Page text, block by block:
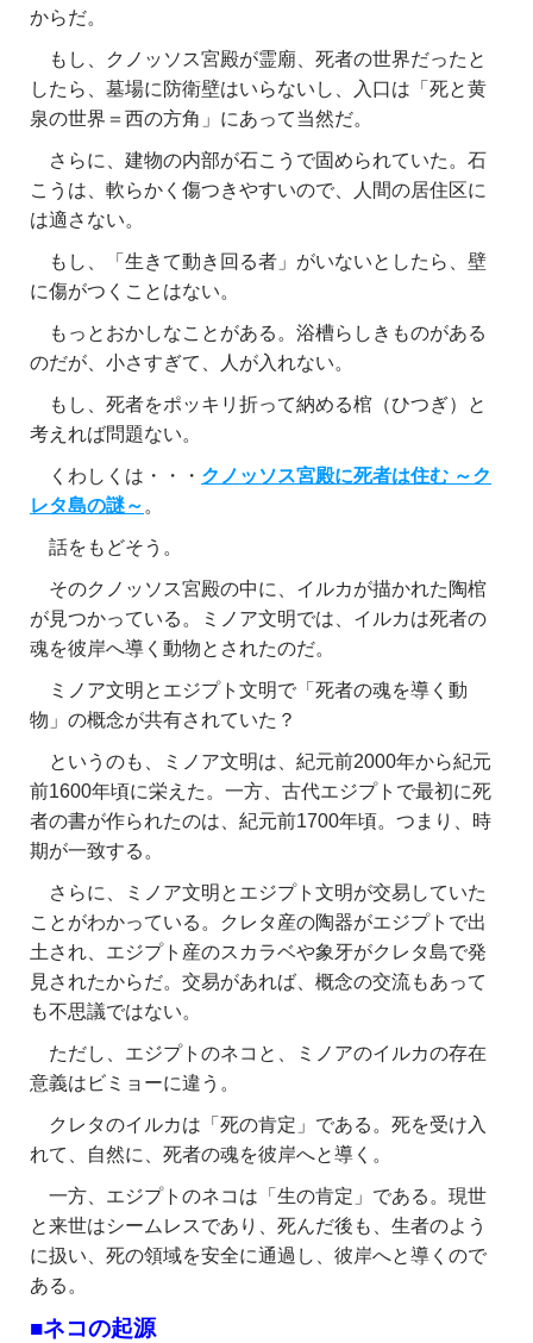
からだ。
もし、クノッソス宮殿が霊廟、死者の世界だったと
したら、墓場に防衛壁はいらないし、入口は「死と黄
泉の世界＝西の方角」にあって当然だ。
さらに、建物の内部が石こうで固められていた。石
こうは、軟らかく傷つきやすいので、人間の居住区に
は適さない。
もし、「生きて動き回る者」がいないとしたら、壁
に傷がつくことはない。
もっとおかしなことがある。浴槽らしきものがある
のだが、小さすぎて、人が入れない。
もし、死者をポッキリ折って納める棺（ひつぎ）と
考えれば問題ない。
くわしくは・・・ クノッソス宮殿に死者は住む ～ク
レタ島の謎～ 。
話をもどそう。
そのクノッソス宮殿の中に、イルカが描かれた陶棺
が見つかっている。ミノア文明では、イルカは死者の
魂を彼岸へ導く動物とされたのだ。
ミノア文明とエジプト文明で「死者の魂を導く動
物」の概念が共有されていた？
というのも、ミノア文明は、紀元前2000年から紀元
前1600年頃に栄えた。一方、古代エジプトで最初に死
者の書が作られたのは、紀元前1700年頃。つまり、時
期が一致する。
さらに、ミノア文明とエジプト文明が交易していた
ことがわかっている。クレタ産の陶器がエジプトで出
土され、エジプト産のスカラベや象牙がクレタ島で発
見されたからだ。交易があれば、概念の交流もあって
も不思議ではない。
ただし、エジプトのネコと、ミノアのイルカの存在
意義はビミョーに違う。
クレタのイルカは「死の肯定」である。死を受け入
れて、自然に、死者の魂を彼岸へと導く。
一方、エジプトのネコは「生の肯定」である。現世
と来世はシームレスであり、死んだ後も、生者のよう
に扱い、死の領域を安全に通過し、彼岸へと導くので
ある。
■ネコの起源